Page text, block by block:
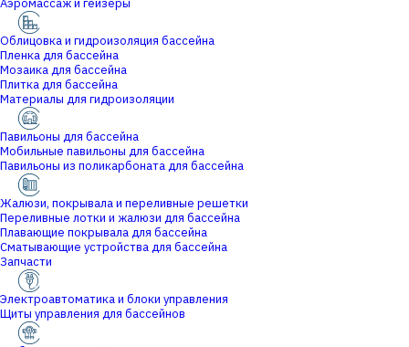
Аэромассаж и гейзеры
Облицовка и гидроизоляция бассейна
Пленка для бассейна
Мозаика для бассейна
Плитка для бассейна
Материалы для гидроизоляции
Павильоны для бассейна
Мобильные павильоны для бассейна
Павильоны из поликарбоната для бассейна
Жалюзи, покрывала и переливные решетки
Переливные лотки и жалюзи для бассейна
Плавающие покрывала для бассейна
Сматывающие устройства для бассейна
Запчасти
Электроавтоматика и блоки управления
Щиты управления для бассейнов